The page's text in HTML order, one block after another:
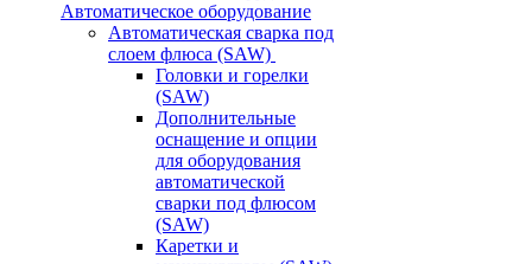
Автоматическое оборудование
Автоматическая сварка под
слоем флюса (SAW)
Головки и горелки
(SAW)
Дополнительные
оснащение и опции
для оборудования
автоматической
сварки под флюсом
(SAW)
Каретки и